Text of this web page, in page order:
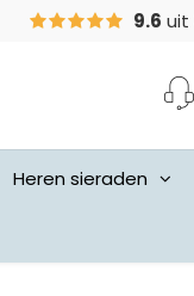
9.6 uit
Heren sieraden